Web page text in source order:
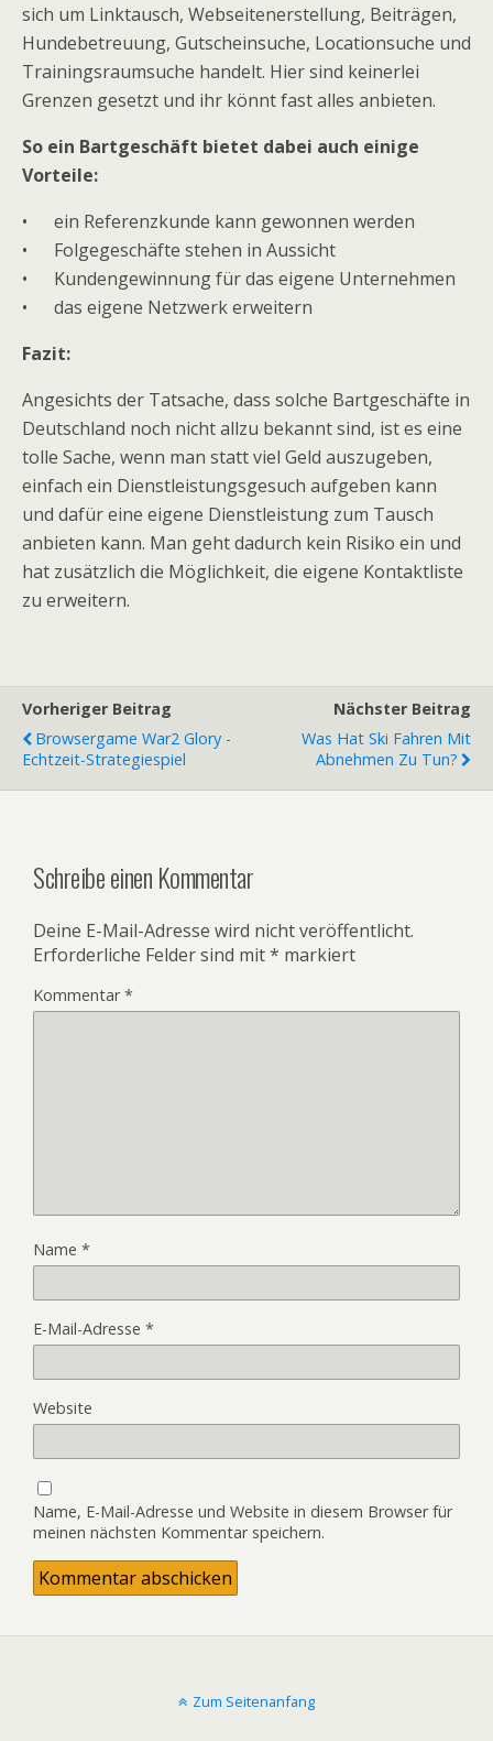
sich um Linktausch, Webseitenerstellung, Beiträgen,
Hundebetreuung, Gutscheinsuche, Locationsuche und
Trainingsraumsuche handelt. Hier sind keinerlei
Grenzen gesetzt und ihr könnt fast alles anbieten.
So ein Bartgeschäft bietet dabei auch einige
Vorteile:
• ein Referenzkunde kann gewonnen werden
• Folgegeschäfte stehen in Aussicht
• Kundengewinnung für das eigene Unternehmen
• das eigene Netzwerk erweitern
Fazit:
Angesichts der Tatsache, dass solche Bartgeschäfte in
Deutschland noch nicht allzu bekannt sind, ist es eine
tolle Sache, wenn man statt viel Geld auszugeben,
einfach ein Dienstleistungsgesuch aufgeben kann
und dafür eine eigene Dienstleistung zum Tausch
anbieten kann. Man geht dadurch kein Risiko ein und
hat zusätzlich die Möglichkeit, die eigene Kontaktliste
zu erweitern.
Vorheriger Beitrag
Browsergame War2 Glory -
Echtzeit-Strategiespiel
Nächster Beitrag
Was Hat Ski Fahren Mit
Abnehmen Zu Tun?
Schreibe einen Kommentar
Deine E-Mail-Adresse wird nicht veröffentlicht.
Erforderliche Felder sind mit* markiert
Kommentar*
Name *
E-Mail-Adresse *
Website
Name, E-Mail-Adresse und Website in diesem Browser für
meinen nächsten Kommentar speichern.
Zum Seitenanfang